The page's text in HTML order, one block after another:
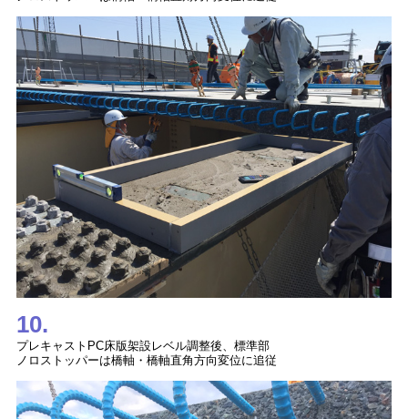
10.
プレキャストPC床版架設レベル調整後、標準部
ノロストッパーは橋軸・橋軸直角方向変位に追従